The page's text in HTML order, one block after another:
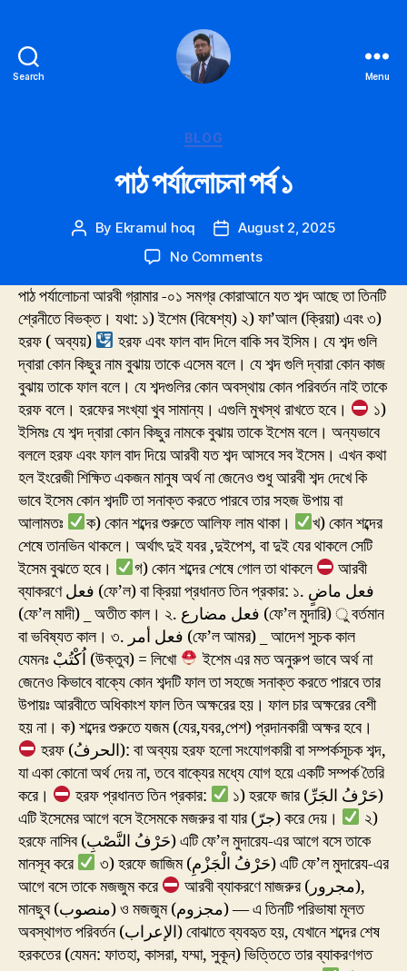
Search Menu
Categories
BLOG
পাঠ পর্যালোচনা পর্ব ১
Post
By Ekramul hoq
PostAugust 2, 2025
No Commentson
পর্যালোচনা
পর্ব
১
পাঠ পর্যালোচনা আরবী গ্রামার -০১ সমগ্র কোরাআনে যত শব্দ আছে তা তিনটি
শ্রেনীতে বিভক্ত। যথা: ১) ইশেম (বিষেশ্য) ২) ফা’আল (ক্রিয়া) এবং ৩)
হরফ ( অব্যয়)
হরফ এবং ফাল বাদ দিলে বাকি সব ইসিম। যে শব্দ গুলি
দ্বারা কোন কিছুর নাম বুঝায় তাকে এসেম বলে। যে শব্দ গুলি দ্বারাকোন কাজ
বুঝায় তাকে ফাল বলে। যে শব্দগুলির কোন অবস্থায় কোন পরিবর্তন নাই তাকে
হরফ বলে। হরফের সংখ্যা খুব সামান্য। এগুলি মুখস্থ রাখতে হবে।
১)
ইসিমঃ যে শব্দ দ্বারা কোন কিছুর নামকে বুঝায় তাকে ইশেম বলে। অন্যভাবে
বললে হরফ এবং ফাল বাদ দিয়ে আরবী যত শব্দ আসবে সব ইসেম। এখন কথা
হল ইংরেজী শিক্ষিত একজন মানুষ অর্থ না জেনেও শুধু আরবী শব্দ দেখে কি
ভাবে ইসেম কোন শব্দটি তা সনাক্ত করতে পারবে তার সহজ উপায় বা
আলামতঃ
ক) কোন শব্দের শুরুতে আলিফ লাম থাকা।
খ) কোন শব্দের
শেষে তানভিন থাকলে। অর্থাৎ দুই যবর ,দুইপেশ, বা দুই যের থাকলে সেটি
ইসেম বুঝতে হবে।
গ) কোন শব্দের শেষে গোল তা থাকলে
আরবী
ব্যাকরণে فعل (ফে’ল) বা ক্রিয়া প্রধানত তিন প্রকার: ১. فعل ماضٍ
(ফে’ল মাদী) _ অতীত কাল। ২. فعل مضارع (ফে’ল মুদারি) ু বর্তমান
বা ভবিষ্যত কাল। ৩. فعل أمر (ফে’ল আমর) _ আদেশ সুচক কাল
যেমনঃ اُكْتُبْ (উক্তুব) = লিখো
ইশেম এর মত অনুরুপ ভাবে অর্থ না
জেনেও কিভাবে বাক্যে কোন শব্দটি ফাল তা সহজে সনাক্ত করতে পারবে তার
উপায়ঃ আরবীতে অধিকাংশ ফাল তিন অক্ষরের হয়। ফাল চার অক্ষরের বেশী
হয় না। ক) শব্দের শুরুতে যজম (যের,যবর,পেশ) প্রদানকারী অক্ষর হবে।
হরফ (الحرفُ): বা অব্যয় হরফ হলো সংযোগকারী বা সম্পর্কসূচক শব্দ,
যা একা কোনো অর্থ দেয় না, তবে বাক্যের মধ্যে যোগ হয়ে একটি সম্পর্ক তৈরি
করে।
হরফ প্রধানত তিন প্রকার:
১) হরফে জার (حَرْفُ الجَرِّ)
এটি ইসেমের আগে বসে ইসেমকে মজরুর বা যার (جرّ) করে দেয়।
২)
হরফে নাসিব (حَرْفُ النَّصْبِ) এটি ফে’ল মুদারেয-এর আগে বসে তাকে
মানসূব করে
৩) হরফে জাজিম (حَرْفُ الْجَزْمِ) এটি ফে’ল মুদারেয-এর
আগে বসে তাকে মজজুম করে
আরবী ব্যাকরণে মাজরুর (مجرور),
মানছুব (منصوب) ও মজজুম (مجزوم) — এ তিনটি পরিভাষা মূলত
অবস্থাগত পরিবর্তন (الإعراب) বোঝাতে ব্যবহৃত হয়, যেখানে শব্দের শেষ
হরকতের (যেমন: ফাতহা, কাসরা, যম্মা, সুকূন) ভিত্তিতে তার ব্যাকরণগত